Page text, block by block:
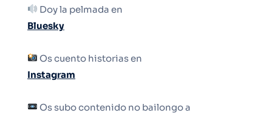
Doy la pelmada en
Bluesky
Os cuento historias en
Instagram
Os subo contenido no bailongo a